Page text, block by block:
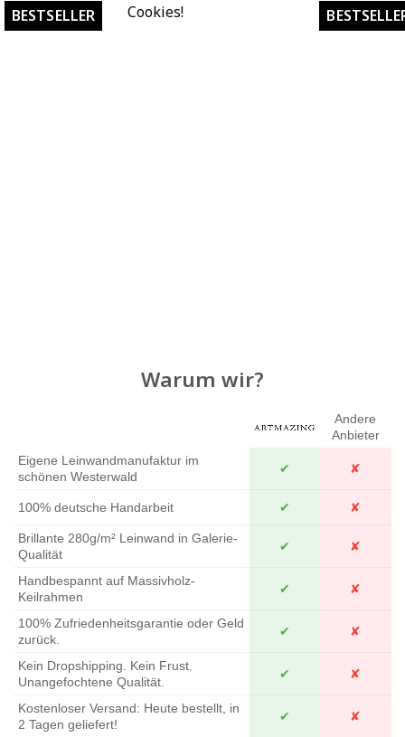
Cookies!
BESTSELLER
Warum wir?
Andere
Anbieter
Eigene Leinwandmanufaktur im
schönen Westerwald
✔ ✘
100% deutsche Handarbeit ✔ ✘
Brillante 280g/m² Leinwand in Galerie-
Qualität
✔ ✘
Handbespannt auf Massivholz-
Keilrahmen
✔ ✘
100% Zufriedenheitsgarantie oder Geld
zurück.
✔ ✘
Kein Dropshipping. Kein Frust.
Unangefochtene Qualität.
✔ ✘
Kostenloser Versand: Heute bestellt, in
2 Tagen geliefert!
✔ ✘